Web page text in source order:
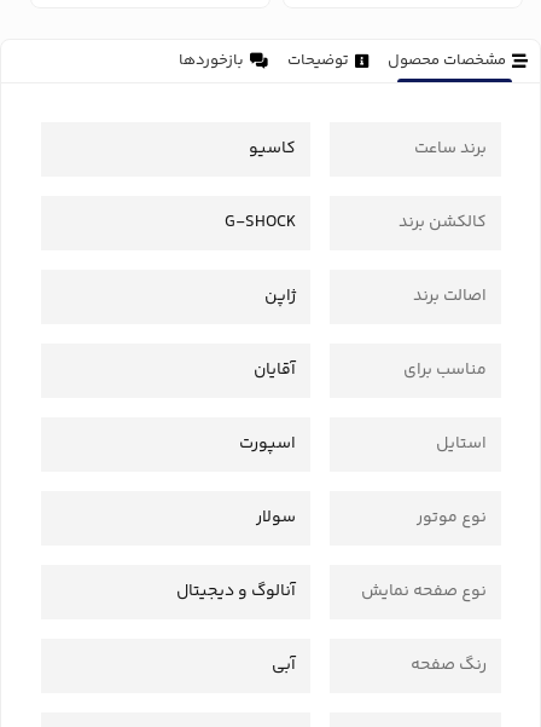
مشخصات محصول توضیحات بازخوردها
برند ساعت کاسیو
کالکشن برند G-SHOCK
اصالت برند ژاپن
مناسب برای آقایان
استایل اسپورت
نوع موتور سولار
نوع صفحه نمایش آنالوگ و دیجیتال
رنگ صفحه آبی